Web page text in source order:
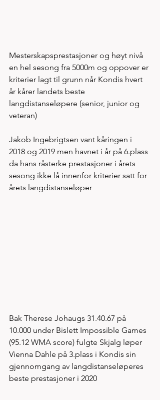
Mesterskapsprestasjoner og høyt nivå
en hel sesong fra 5000m og oppover er
kriterier lagt til grunn når Kondis hvert
år kårer landets beste
langdistanseløpere (senior, junior og
veteran)
Jakob Ingebrigtsen vant kåringen i
2018 og 2019 men havnet i år på 6.plass
da hans råsterke prestasjoner i årets
sesong ikke lå innenfor kriterier satt for
årets langdistanseløper
Bak Therese Johaugs 31.40.67 på
10.000 under Bislett Impossible Games
(95.12 WMA score) fulgte Skjalg løper
Vienna Dahle på 3.plass i Kondis sin
gjennomgang av langdistanseløperes
beste prestasjoner i 2020